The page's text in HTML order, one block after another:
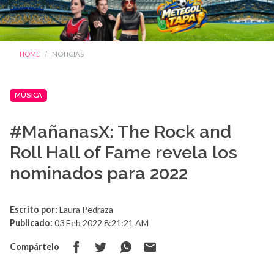
HOME NOTICIAS
MÚSICA
#MañanasX: The Rock and
Roll Hall of Fame revela los
nominados para 2022
Escrito por: Laura Pedraza
Publicado: 03 Feb 2022 8:21:21 AM
Compártelo